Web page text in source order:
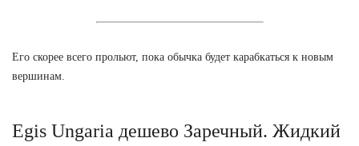
Его скорее всего прольют, пока обычка будет карабкаться к новым
вершинам.
Egis Ungaria дешево Заречный. Жидкий